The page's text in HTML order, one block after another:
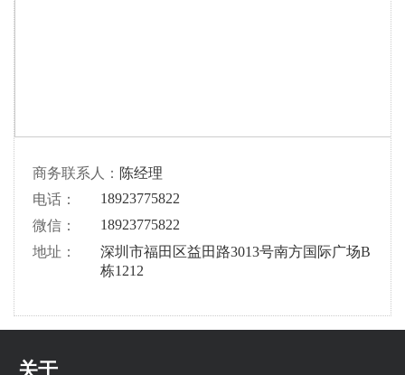
商务联系人： 陈经理
电话：
18923775822
微信：
18923775822
地址：
深圳市福田区益田路3013号南方国际广场B
栋1212
关于